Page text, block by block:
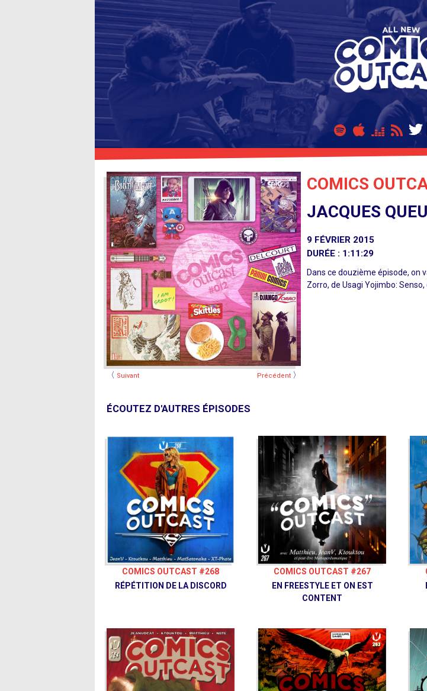
〈 Suivant Précédent〉
COMICS
JACQUES
9 FÉVRIER 2015
DURÉE : 1:11:29
Dans ce douzième épisode, on
Zorro, de Usagi Yojimbo:
ÉCOUTEZ D'AUTRES ÉPISODES
COMICS OUTCAST #268
RÉPÉTITION DE LA DISCORD
COMICS OUTCAST #267
EN FREESTYLE ET ON EST
CONTENT